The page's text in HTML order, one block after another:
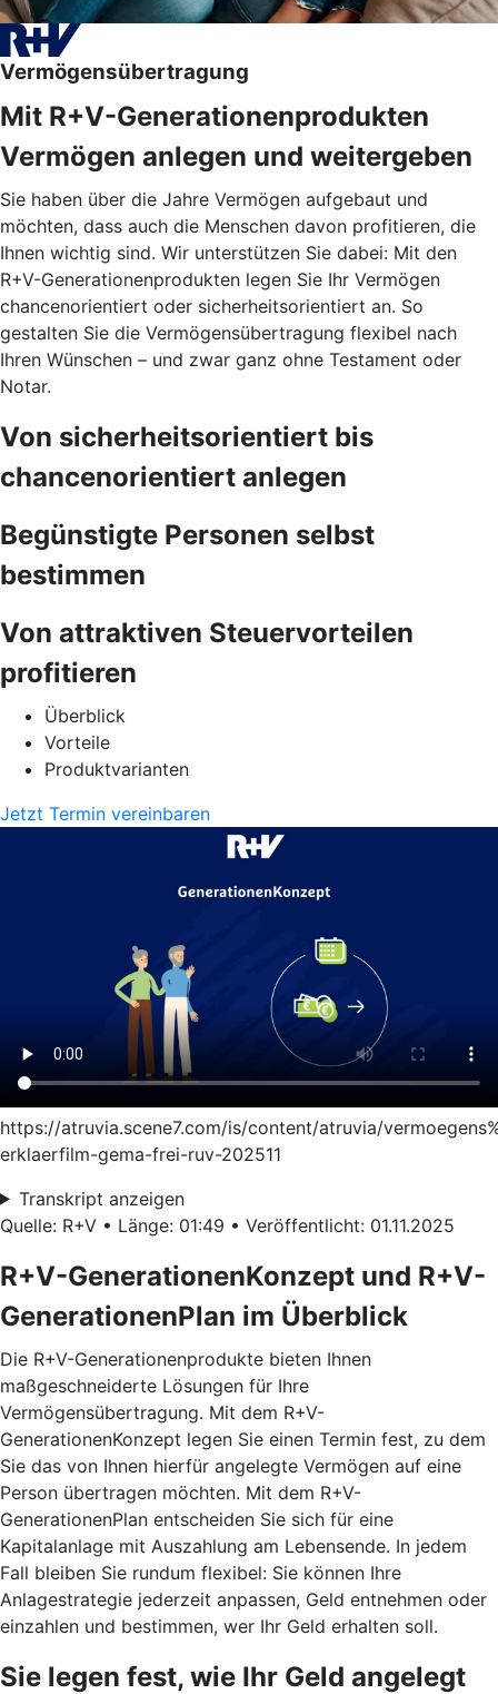
Vermögensübertragung
Mit R+V-Generationenprodukten
Vermögen anlegen und weitergeben
Sie haben über die Jahre Vermögen aufgebaut und
möchten, dass auch die Menschen davon profitieren, die
Ihnen wichtig sind. Wir unterstützen Sie dabei: Mit den
R+V-Generationenprodukten legen Sie Ihr Vermögen
chancenorientiert oder sicherheitsorientiert an. So
gestalten Sie die Vermögensübertragung flexibel nach
Ihren Wünschen – und zwar ganz ohne Testament oder
Notar.
Von sicherheitsorientiert bis
chancenorientiert anlegen
Begünstigte Personen selbst
bestimmen
Von attraktiven Steuervorteilen
profitieren
Überblick
Vorteile
Produktvarianten
Jetzt Termin vereinbaren
https://atruvia.scene7.com/is/content/atruvia/
erklaerfilm-gema-frei-ruv-202511
Transkript anzeigen
Quelle: R+V • Länge: 01:49 • Veröffentlicht: 01.11.2025
R+V-GenerationenKonzept und R+V-
GenerationenPlan im Überblick
Die R+V-Generationenprodukte bieten Ihnen
maßgeschneiderte Lösungen für Ihre
Vermögensübertragung. Mit dem R+V-
GenerationenKonzept legen Sie einen Termin fest, zu dem
Sie das von Ihnen hierfür angelegte Vermögen auf eine
Person übertragen möchten. Mit dem R+V-
GenerationenPlan entscheiden Sie sich für eine
Kapitalanlage mit Auszahlung am Lebensende. In jedem
Fall bleiben Sie rundum flexibel: Sie können Ihre
Anlagestrategie jederzeit anpassen, Geld entnehmen oder
einzahlen und bestimmen, wer Ihr Geld erhalten soll.
Sie legen fest, wie Ihr Geld angelegt